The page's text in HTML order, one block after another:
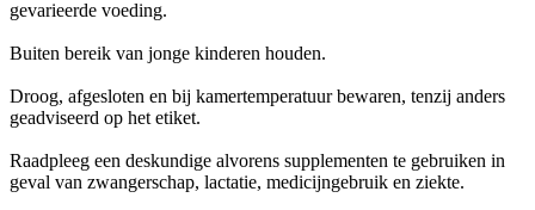
gevarieerde voeding.
Buiten bereik van jonge kinderen houden.
Droog, afgesloten en bij kamertemperatuur bewaren, tenzij anders
geadviseerd op het etiket.
Raadpleeg een deskundige alvorens supplementen te gebruiken in
geval van zwangerschap, lactatie, medicijngebruik en ziekte.